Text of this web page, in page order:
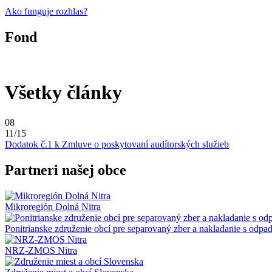
Ako funguje rozhlas?
Fond
Všetky články
08
11/15
Dodatok č.1 k Zmluve o poskytovaní audítorských služieb
Partneri našej obce
Mikroregión Dolná Nitra
Ponitrianske združenie obcí pre separovaný zber a nakladanie s
NRZ-ZMOS Nitra